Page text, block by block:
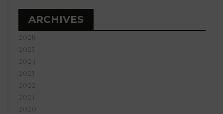
ARCHIVES
2026
2025
2024
2023
2022
2021
2020